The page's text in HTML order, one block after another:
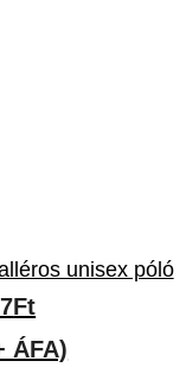
unisex póló
FtÁrtartomány:
3,416Ft
ÁFA)